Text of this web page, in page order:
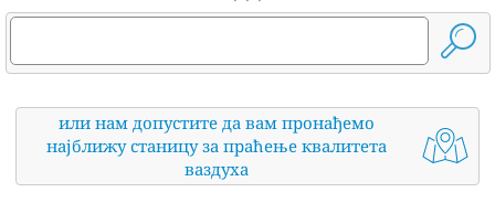
или нам допустите да вам пронађемо
најближу станицу за праћење квалитета
ваздуха